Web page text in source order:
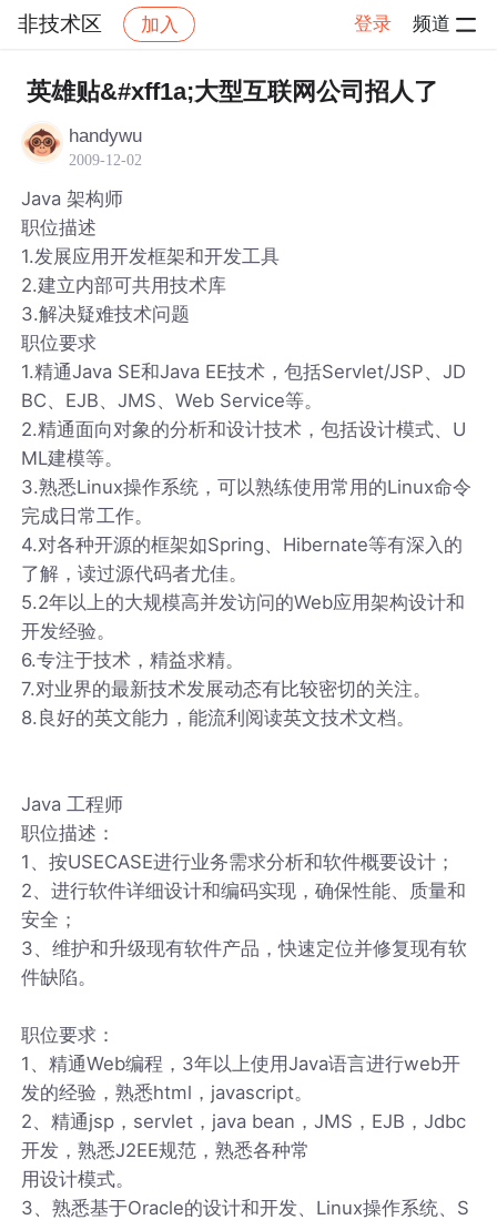
非技术区 加入 登录 频道
社区 非技术区 帖子详情
英雄贴&#xff1a;大型互联网公司招人了
handywu
2009-12-02
Java 架构师
职位描述
1.发展应用开发框架和开发工具
2.建立内部可共用技术库
3.解决疑难技术问题
职位要求
1.精通Java SE和Java EE技术，包括Servlet/JSP、JD
BC、EJB、JMS、Web Service等。
2.精通面向对象的分析和设计技术，包括设计模式、U
ML建模等。
3.熟悉Linux操作系统，可以熟练使用常用的Linux命令
完成日常工作。
4.对各种开源的框架如Spring、Hibernate等有深入的
了解，读过源代码者尤佳。
5.2年以上的大规模高并发访问的Web应用架构设计和
开发经验。
6.专注于技术，精益求精。
7.对业界的最新技术发展动态有比较密切的关注。
8.良好的英文能力，能流利阅读英文技术文档。
Java 工程师
职位描述：
1、按USECASE进行业务需求分析和软件概要设计；
2、进行软件详细设计和编码实现，确保性能、质量和
安全；
3、维护和升级现有软件产品，快速定位并修复现有软
件缺陷。
职位要求：
1、精通Web编程，3年以上使用Java语言进行web开
发的经验，熟悉html，javascript。
2、精通jsp，servlet，java bean，JMS，EJB，Jdbc
开发，熟悉J2EE规范，熟悉各种常
用设计模式。
3、熟悉基于Oracle的设计和开发、Linux操作系统、S